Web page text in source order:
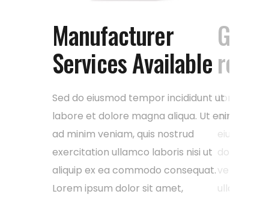
Gas and oil platform
research
Lorem ipsum dolor sit amet,
consectetur adipisicing elit, sed do
eiusmod tempor incididunt ut labore et
dolore magna aliqua. Ut enim ad minim
veniam, quis nostrud exercitation
ullamco laboris nisi ut aliquip ex ea
Manufacturer
Services Available
Sed do eiusmod tempor incididunt ut
labore et dolore magna aliqua. Ut enim
ad minim veniam, quis nostrud
exercitation ullamco laboris nisi ut
aliquip ex ea commodo consequat.
Lorem ipsum dolor sit amet,